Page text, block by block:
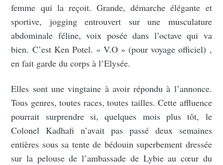
femme qui la reçoit. Grande, démarche élégante et
sportive, jogging entrouvert sur une musculature
abdominale féline, voix posée dans l’octave qui va
bien. C’est Ken Potel. « V.O » (pour voyage officiel) ,
en fait garde du corps à l’Elysée.
Elles sont une vingtaine à avoir répondu à l’annonce.
Tous genres, toutes races, toutes tailles. Cette affluence
pourrait surprendre si, quelques mois plus tôt, le
Colonel Kadhafi n’avait pas passé deux semaines
entières sous sa tente de bédouin superbement dressée
sur la pelouse de l’ambassade de Lybie au cœur du